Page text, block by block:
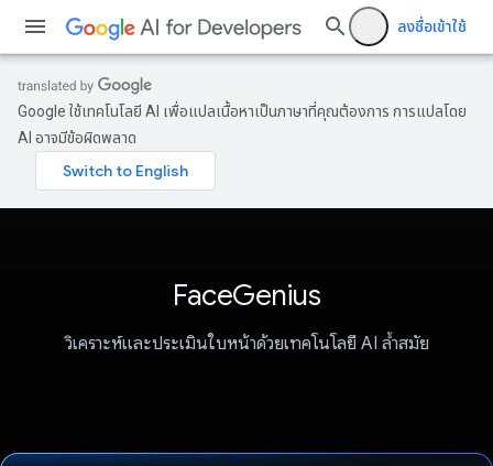
ลงชื่อเข้าใช้
Google ใช้เทคโนโลยี AI เพื่อแปลเนื้อหาเป็นภาษาที่คุณต้องการ การแปลโดย
AI อาจมีข้อผิดพลาด
FaceGenius
วิเคราะห์และประเมินใบหน้าด้วยเทคโนโลยี AI ล้ำสมัย